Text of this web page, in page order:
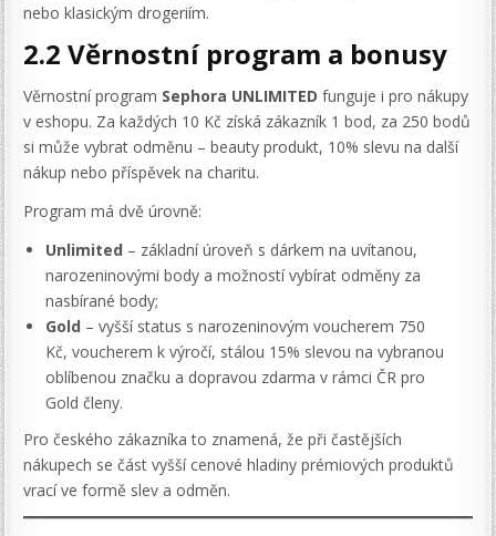
nebo klasickým drogeriím.
2.2 Věrnostní program a bonusy
Věrnostní program Sephora UNLIMITED funguje i pro nákupy
v eshopu. Za každých 10 Kč získá zákazník 1 bod, za 250 bodů
si může vybrat odměnu – beauty produkt, 10% slevu na další
nákup nebo příspěvek na charitu.
Program má dvě úrovně:
Unlimited – základní úroveň s dárkem na uvítanou,
narozeninovými body a možností vybírat odměny za
nasbírané body;
Gold – vyšší status s narozeninovým voucherem 750
Kč, voucherem k výročí, stálou 15% slevou na vybranou
oblíbenou značku a dopravou zdarma v rámci ČR pro
Gold členy.
Pro českého zákazníka to znamená, že při častějších
nákupech se část vyšší cenové hladiny prémiových produktů
vrací ve formě slev a odměn.